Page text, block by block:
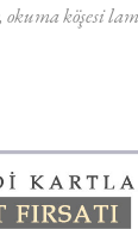
okuma köşesi